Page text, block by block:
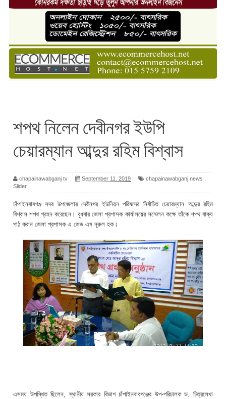
শপথ নিলেন দেবীনগর ইউপি
চেয়ারম্যান আব্দুর রহিম বিশ্বাস
chapainawabganj tv September 11, 2019 chapainawabganj news
Slider
চাঁপাইনবাবগঞ্জ সদর উপজেলার দেবীনগর ইউনিয়ন পরিষদের নির্বাচিত চেয়ারম্যান আব্দুর রহিম
বিশ্বাস শপথ গ্রহন করেছেন। বুধবার জেলা প্রশাসক কার্যালয়ের সম্মেলন কক্ষে তাঁকে শপথ বাক্য
পাঠ করান জেলা প্রশাসক এ জেড এম নূরুল হক।
এসময় উপস্থিত ছিলেন, স্থানীয় সরকার বিভাগ চাঁপাইনবাবগঞ্জের উপ-পরিচালক ড. চিত্রলেখা